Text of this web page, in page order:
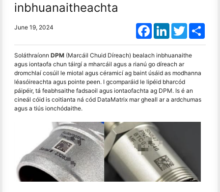
inbhuanaitheachta
June 19, 2024 FacebookLinkedInTwitter
Soláthraíonn DPM (Marcáil Chuid Díreach) bealach inbhuanaithe
agus iontaofa chun táirgí a mharcáil agus a rianú go díreach ar
dromchlaí cosúil le miotal agus céramicí ag baint úsáid as modhanna
léasóireachta agus pointe peen. I gcomparáid le lipéid bharcód
páipéir, tá feabhsaithe fadsaoil agus iontaofachta ag DPM. Is é an
cineál cóid is coitianta ná cód DataMatrix mar gheall ar a ardchumas
agus a tiús ionchódaithe.